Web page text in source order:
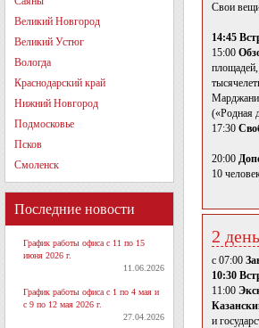
Великий Новгород
Великий Устюг
Вологда
Краснодарский край
Нижний Новгород
Подмосковье
Псков
Смоленск
Последние новости
График работы офиса с 11 по 15
июня 2026 г.
11.06.2026
График работы офиса с 1 по 4 мая и
с 9 по 12 мая 2026 г.
27.04.2026
Свои
14:45
15:00
площадей,
(«Родная
17:30
20:00
10
2 день
с 07:00
10:30
11:00
и